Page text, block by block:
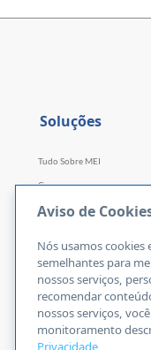
Soluções
Tudo Sobre MEI
Cursos
Cursos por WhatsApp
Faculdade Sebrae
Webinars
Empretec
PGA
Aviso de
Nós usamos
semelhantes para
nossos serviços,
recomendar
nossos serviços,
monitoramento
Privacidade